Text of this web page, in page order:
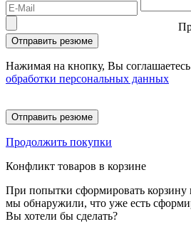
Отправить резюме
Нажимая на кнопку, Вы
обработки персональных данных
Отправить резюме
Продолжить покупки
Конфликт товаров в корзине
При попытки сформировать корзину
мы обнаружили, что уже есть
Вы хотели бы сделать?